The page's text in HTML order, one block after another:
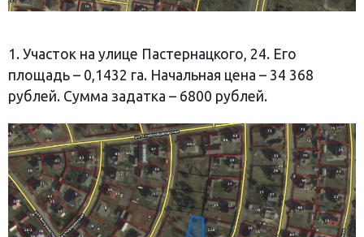
1. Участок на улице Пастернацкого, 24. Его
площадь – 0,1432 га. Начальная цена – 34 368
рублей. Сумма задатка – 6800 рублей.